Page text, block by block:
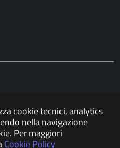
cookie tecnici, analytics
nella navigazione
Per maggiori
Cookie Policy
Fatturazione elettronica